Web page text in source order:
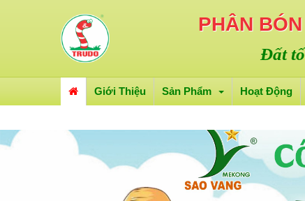
PHÂN
Đất
Giới Thiệu Sản Phẩm Hoạt Động
TUYỂN